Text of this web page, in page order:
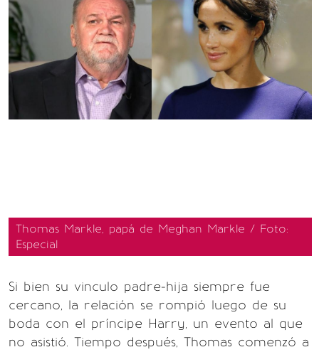
Thomas Markle, papá de Meghan Markle / Foto:
Especial
Si bien su vinculo padre-hija siempre fue
cercano, la relación se rompió luego de su
boda con el príncipe Harry, un evento al que
no asistió. Tiempo después, Thomas comenzó a